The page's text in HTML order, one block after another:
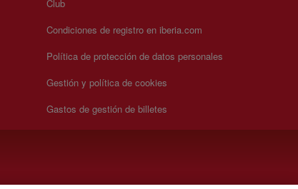
Club
Condiciones de registro en iberia.com
Política de protección de datos personales
Gestión y política de cookies
Gastos de gestión de billetes